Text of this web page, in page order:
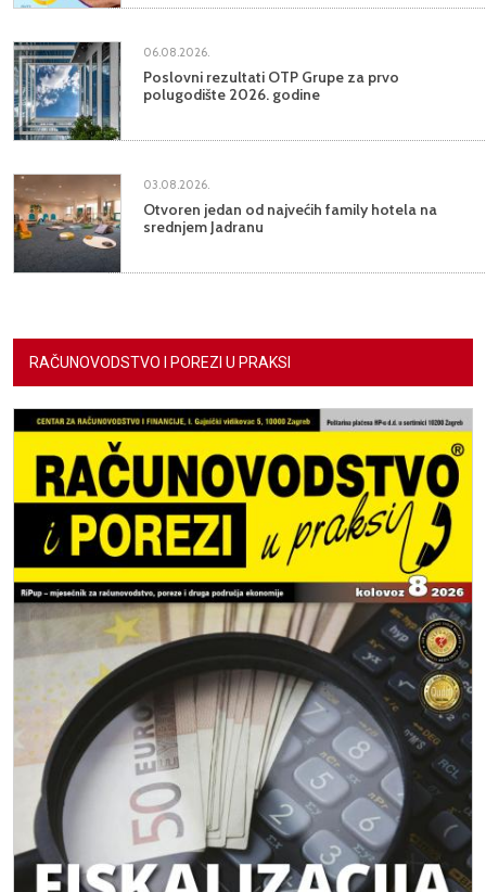
06.08.2026.
Poslovni rezultati OTP Grupe za prvo
polugodište 2026. godine
03.08.2026.
Otvoren jedan od najvećih family hotela na
srednjem Jadranu
RAČUNOVODSTVO I POREZI U PRAKSI